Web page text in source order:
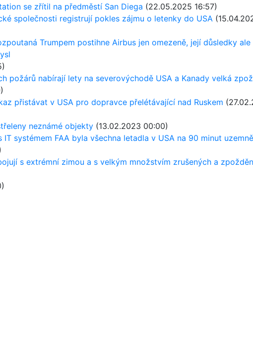
se zřítil na předměstí San Diega (22.05.2025 16:57)
společnosti registrují pokles zájmu o letenky do USA
Trumpem postihne Airbus jen omezeně, její důsledky
požárů nabírají lety na severovýchodě USA a Kanady velká
přistávat v USA pro dopravce přelétávající nad Ruskem
neznámé objekty (13.02.2023 00:00)
IT systémem FAA byla všechna letadla v USA na 90 minut
s extrémní zimou a s velkým množstvím zrušených a